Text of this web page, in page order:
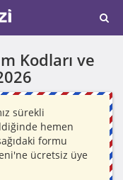
Kodları ve
sürekli
hemen
formu
ücretsiz üye